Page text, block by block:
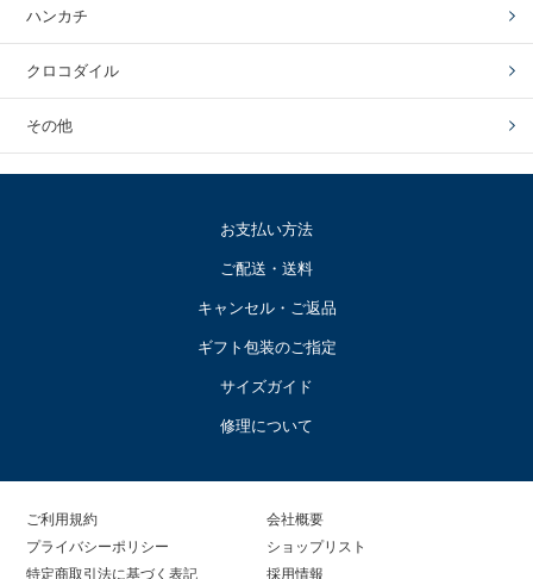
ハンカチ
クロコダイル
その他
お支払い方法
ご配送・送料
キャンセル・ご返品
ギフト包装のご指定
サイズガイド
修理について
ご利用規約
プライバシーポリシー
特定商取引法に基づく表記
会社概要
ショップリスト
採用情報